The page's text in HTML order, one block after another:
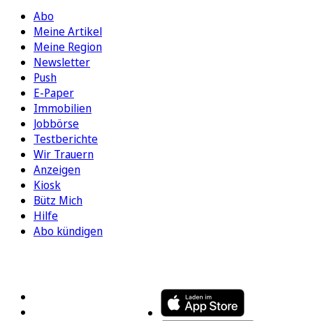
Abo
Meine Artikel
Meine Region
Newsletter
Push
E-Paper
Immobilien
Jobbörse
Testberichte
Wir Trauern
Anzeigen
Kiosk
Bütz Mich
Hilfe
Abo kündigen